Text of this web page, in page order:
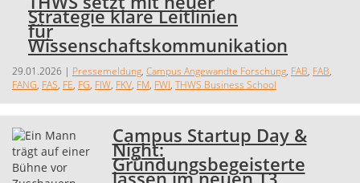
Strategie klare Leitlinien
für
Wissenschaftskommunikation
29.01.2026 | Pressemeldung, Campus Angewandte Forschung, FAB, FAB,
FANG, FAS, FE, FG, FIW, FKV, FM, FWI, THWS Business School
Campus Startup Day &
Night:
Gründungsbegeisterte
lassen im neuen T3